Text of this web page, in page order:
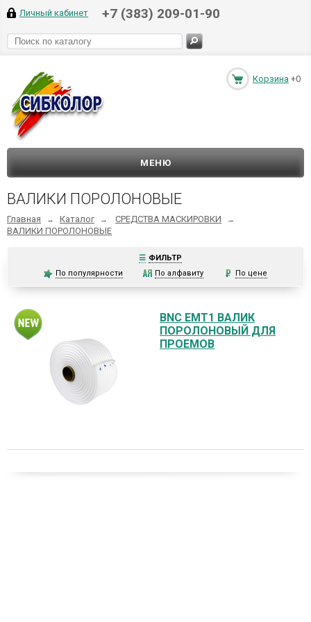
Личный кабинет +7 (383) 209-01-90
Корзина +0
МЕНЮ
ВАЛИКИ ПОРОЛОНОВЫЕ
Главная → Каталог → СРЕДСТВА МАСКИРОВКИ →
ВАЛИКИ ПОРОЛОНОВЫЕ
☰ ФИЛЬТР
По популярности
По алфавиту По цене
BNC EMT1 ВАЛИК
ПОРОЛОНОВЫЙ ДЛЯ
ПРОЕМОВ